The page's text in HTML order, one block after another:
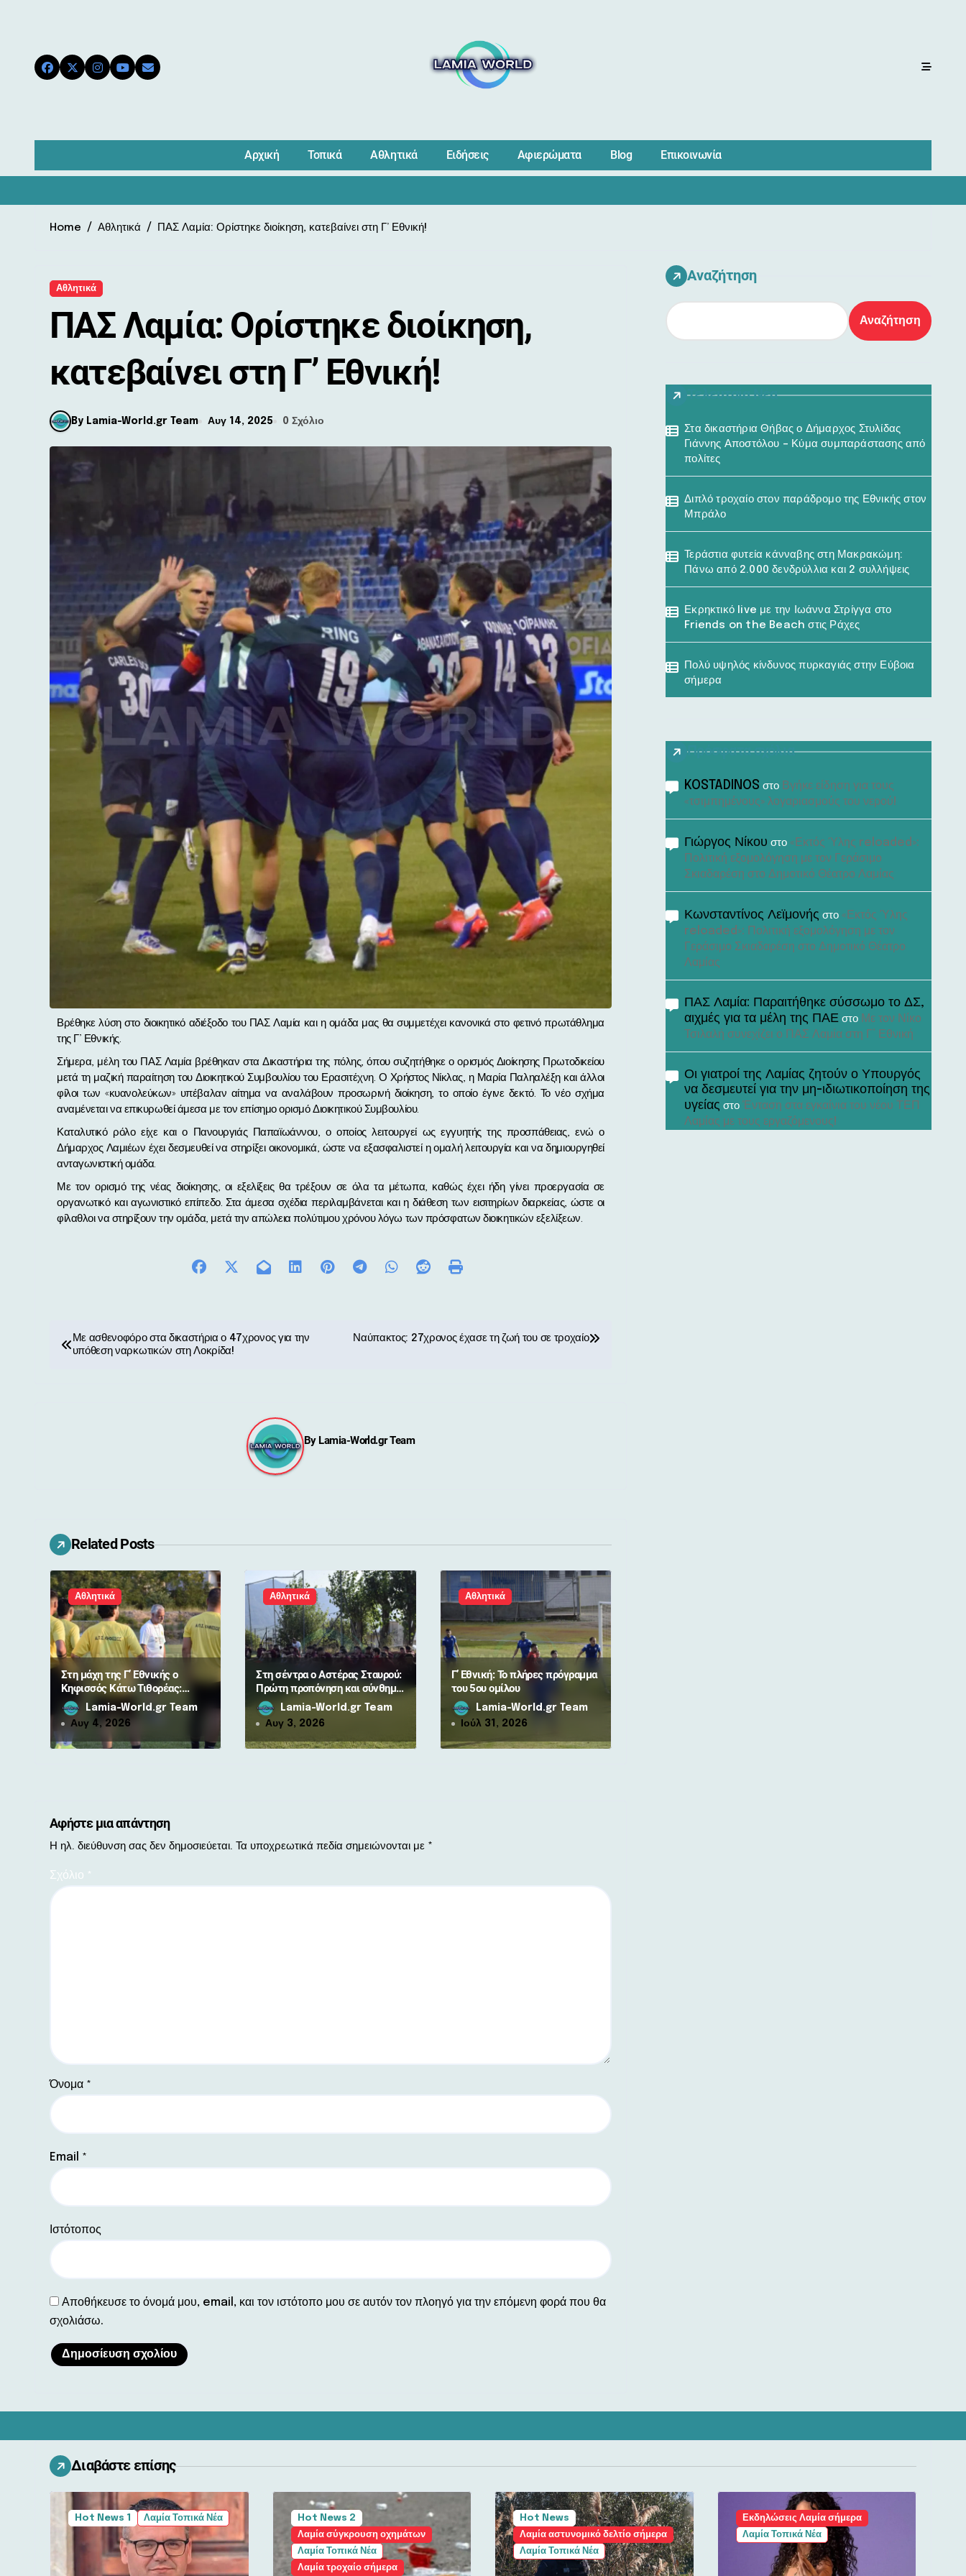
Αρχική Τοπικά Αθλητικά Ειδήσεις Αφιερώματα Blog Επικοινωνία
Home Αθλητικά ΠΑΣ Λαμία: Ορίστηκε διοίκηση, κατεβαίνει στη Γ’ Εθνική!
Αθλητικά
ΠΑΣ Λαμία: Ορίστηκε διοίκηση,
κατεβαίνει στη Γ’ Εθνική!
By Lamia-World.gr Team Αυγ 14, 2025 0 Σχόλιο
Βρέθηκε λύση στο διοικητικό αδιέξοδο του ΠΑΣ Λαμία και η ομάδα μας θα συμμετέχει κανονικά στο φετινό πρωτάθλημα
της Γ’ Εθνικής.
Σήμερα, μέλη του ΠΑΣ Λαμία βρέθηκαν στα Δικαστήρια της πόλης, όπου συζητήθηκε ο ορισμός Διοίκησης Πρωτοδικείου
μετά τη μαζική παραίτηση του Διοικητικού Συμβουλίου του Ερασιτέχνη. Ο Χρήστος Νίκλας, η Μαρία Παληαλέξη και άλλοι
φίλοι των «κυανολεύκων» υπέβαλαν αίτημα να αναλάβουν προσωρινή διοίκηση, το οποίο έγινε δεκτό. Το νέο σχήμα
αναμένεται να επικυρωθεί άμεσα με τον επίσημο ορισμό Διοικητικού Συμβουλίου.
Καταλυτικό ρόλο είχε και ο Πανουργιάς Παπαϊωάννου, ο οποίος λειτουργεί ως εγγυητής της προσπάθειας, ενώ ο
Δήμαρχος Λαμιέων έχει δεσμευθεί να στηρίξει οικονομικά, ώστε να εξασφαλιστεί η ομαλή λειτουργία και να δημιουργηθεί
ανταγωνιστική ομάδα.
Με τον ορισμό της νέας διοίκησης, οι εξελίξεις θα τρέξουν σε όλα τα μέτωπα, καθώς έχει ήδη γίνει προεργασία σε
οργανωτικό και αγωνιστικό επίπεδο. Στα άμεσα σχέδια περιλαμβάνεται και η διάθεση των εισιτηρίων διαρκείας, ώστε οι
φίλαθλοι να στηρίξουν την ομάδα, μετά την απώλεια πολύτιμου χρόνου λόγω των πρόσφατων διοικητικών εξελίξεων.
η
ά
ρ
θ
ρ
ω
ν
Με ασθενοφόρο στα δικαστήρια ο 47χρονος για την
υπόθεση ναρκωτικών στη Λοκρίδα!
Ναύπακτος: 27χρονος έχασε τη ζωή του σε τροχαίο
By Lamia-World.gr Team
Related Posts
Αθλητικά
Στη μάχη της Γ’ Εθνικής ο
Κηφισσός Κάτω Τιθορέας:
Ξεκίνησε η προετοιμασία
Lamia-World.gr Team
Αυγ 4, 2026
Αθλητικά
Στη σέντρα ο Αστέρας Σταυρού:
Πρώτη προπόνηση και σύνθημα
για τη νέα σεζόν
Lamia-World.gr Team
Αυγ 3, 2026
Αθλητικά
Γ’ Εθνική: Το πλήρες πρόγραμμα
του 5ου ομίλου
Lamia-World.gr Team
Ιούλ 31, 2026
Αφήστε μια απάντηση
Η ηλ. διεύθυνση σας δεν δημοσιεύεται. Τα υποχρεωτικά πεδία σημειώνονται με *
Σχόλιο *
Όνομα *
Email *
Ιστότοπος
Αποθήκευσε το όνομά μου, email, και τον ιστότοπο μου σε αυτόν τον πλοηγό για την επόμενη φορά που θα
σχολιάσω.
Αναζήτηση
Αναζήτηση
Τελευταία Νέα
Στα δικαστήρια Θήβας ο Δήμαρχος Στυλίδας
Γιάννης Αποστόλου – Κύμα συμπαράστασης από
πολίτες
Διπλό τροχαίο στον παράδρομο της Εθνικής στον
Μπράλο
Τεράστια φυτεία κάνναβης στη Μακρακώμη:
Πάνω από 2.000 δενδρύλλια και 2 συλλήψεις
Εκρηκτικό live με την Ιωάννα Στρίγγα στο
Friends on the Beach στις Ράχες
Πολύ υψηλός κίνδυνος πυρκαγιάς στην Εύβοια
σήμερα
Πρόσφατα σχόλια
KOSTADINOS στο Βγήκε είδηση για τους
«τσιμπημένους» λογαριασμούς του νερού!
Γιώργος Νίκου στο «Εκτός Ύλης reloaded»:
Πολιτική εξομολόγηση με τον Γεράσιμο
Σκιαδαρέση στο Δημοτικό Θέατρο Λαμίας
Κωνσταντίνος Λεϊμονής στο «Εκτός Ύλης
reloaded»: Πολιτική εξομολόγηση με τον
Γεράσιμο Σκιαδαρέση στο Δημοτικό Θέατρο
Λαμίας
ΠΑΣ Λαμία: Παραιτήθηκε σύσσωμο το ΔΣ,
αιχμές για τα μέλη της ΠΑΕ στο Με τον Νίκο
Τσιλαλή συνεχίζει ο ΠΑΣ Λαμία στη Γ’ Εθνική
Οι γιατροί της Λαμίας ζητούν ο Υπουργός
να δεσμευτεί για την μη-ιδιωτικοποίηση της
υγείας στο Ένταση στα εγκαίνια του νέου ΤΕΠ
Λαμίας με τους εργαζόμενους!
Διαβάστε επίσης
Hot News 1 Λαμία Τοπικά Νέα
Hot News 2
Λαμία σύγκρουση οχημάτων
Λαμία Τοπικά Νέα
Λαμία τροχαίο σήμερα
Hot News
Λαμία αστυνομικό δελτίο σήμερα
Λαμία Τοπικά Νέα
Εκδηλώσεις Λαμία σήμερα
Λαμία Τοπικά Νέα